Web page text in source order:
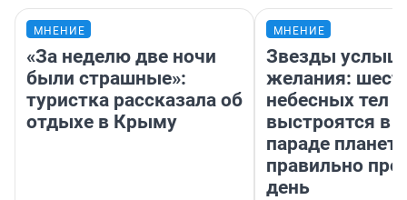
МНЕНИЕ
«За неделю две ночи
были страшные»:
туристка рассказала об
отдыхе в Крыму
МНЕНИЕ
Звезды
желания:
небесных тел
выстроятся в
параде планет
правильно
день